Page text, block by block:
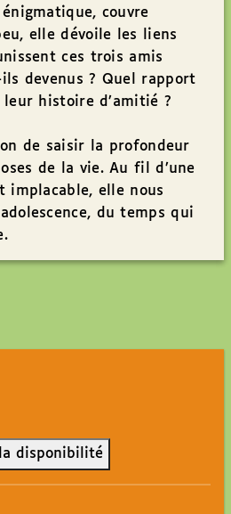
couvre
elle dévoile les liens
ces trois amis
ils devenus ? Quel rapport
histoire d’amitié ?
de saisir la profondeur
de la vie. Au fil d’une
implacable, elle nous
du temps qui
disponibilité